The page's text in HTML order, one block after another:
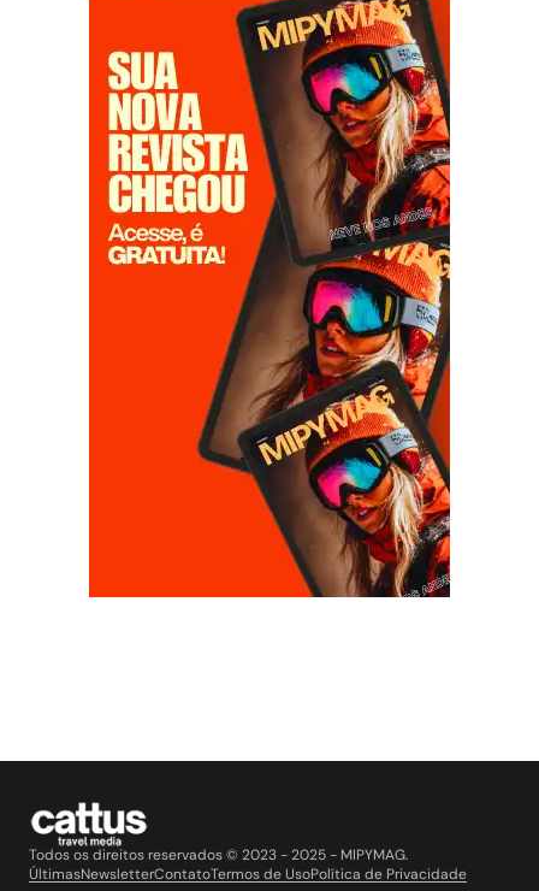
Todos os direitos reservados © 2023 - 2025 - MIPYMAG.
ÚltimasNewsletterContatoTermos de UsoPolítica de Privacidade